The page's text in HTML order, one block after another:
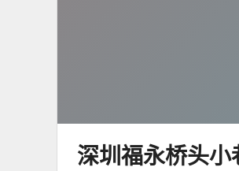
深圳福永桥头